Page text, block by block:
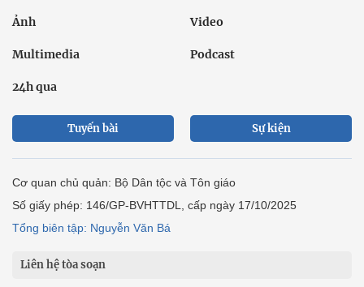
Ảnh Video
Multimedia Podcast
24h qua
Tuyến bài Sự kiện
Cơ quan chủ quản: Bộ Dân tộc và Tôn giáo
Số giấy phép: 146/GP-BVHTTDL, cấp ngày 17/10/2025
Tổng biên tập: Nguyễn Văn Bá
Liên hệ tòa soạn